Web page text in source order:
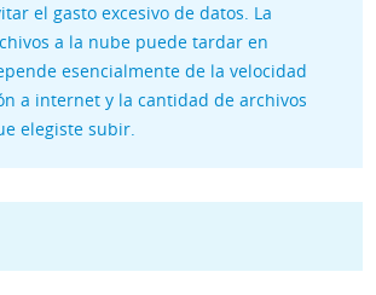
el gasto excesivo de datos. La
a la nube puede tardar en
esencialmente de la velocidad
a internet y la cantidad de archivos
elegiste subir.